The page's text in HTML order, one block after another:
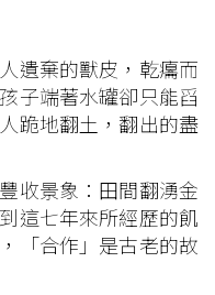
棄的獸皮，乾癟而
子端著水罐卻只能舀
跪地翻土，翻出的盡
景象：田間翻湧金
這七年來所經歷的飢
「合作」是古老的故